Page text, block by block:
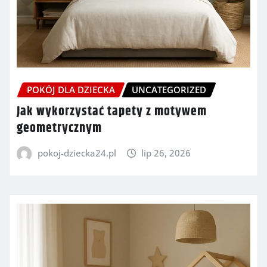
POKÓJ DLA DZIECKA UNCATEGORIZED
Jak wykorzystać tapety z motywem
geometrycznym
pokoj-dziecka24.pl lip 26, 2026